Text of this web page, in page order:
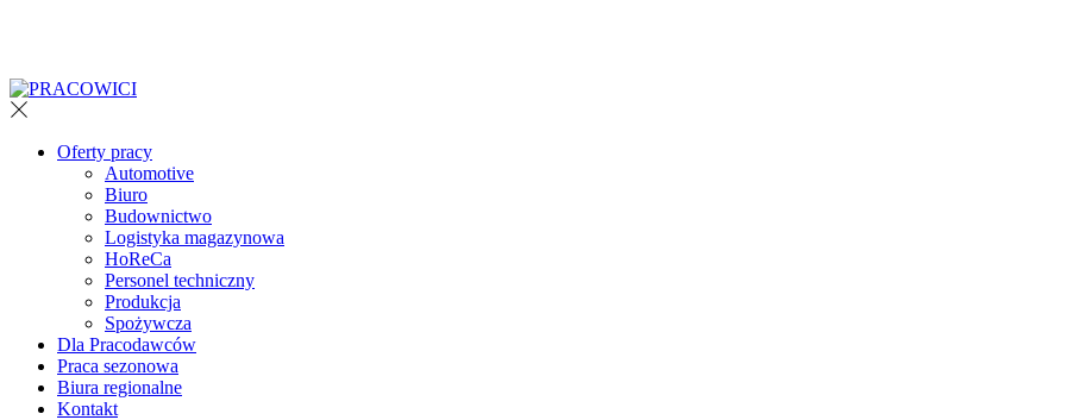
Oferty pracy
Automotive
Biuro
Budownictwo
Logistyka magazynowa
HoReCa
Personel techniczny
Produkcja
Spożywcza
Dla Pracodawców
Praca sezonowa
Biura regionalne
Kontakt